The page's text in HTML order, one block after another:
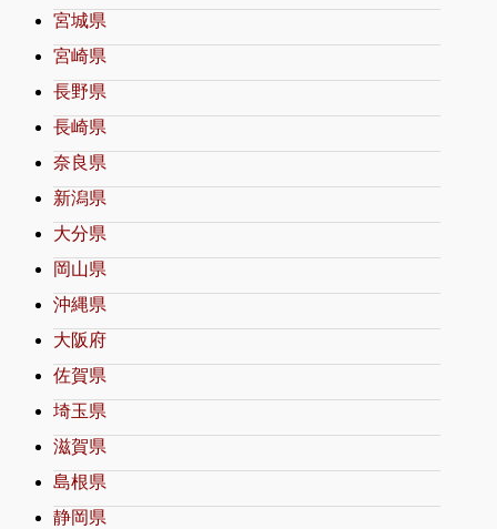
宮城県
宮崎県
長野県
長崎県
奈良県
新潟県
大分県
岡山県
沖縄県
大阪府
佐賀県
埼玉県
滋賀県
島根県
静岡県